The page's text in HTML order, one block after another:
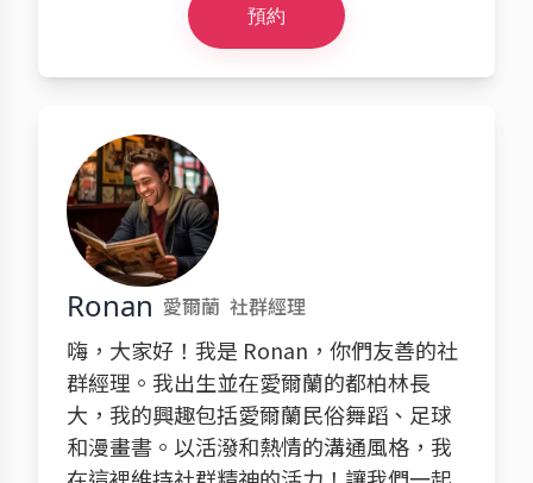
預約
Ronan 愛爾蘭 社群經理
嗨，大家好！我是 Ronan，你們友善的社
群經理。我出生並在愛爾蘭的都柏林長
大，我的興趣包括愛爾蘭民俗舞蹈、足球
和漫畫書。以活潑和熱情的溝通風格，我